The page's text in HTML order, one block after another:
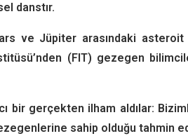
danstır.
ve Jüpiter arasındaki asteroit
(FIT) gezegen
bir gerçekten ilham aldılar:
sahip olduğu tahmin